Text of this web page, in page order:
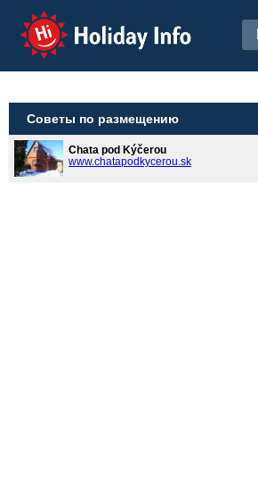
Holiday Info
Советы по размещению
Chata pod Kýčerou
www.chatapodkycerou.sk